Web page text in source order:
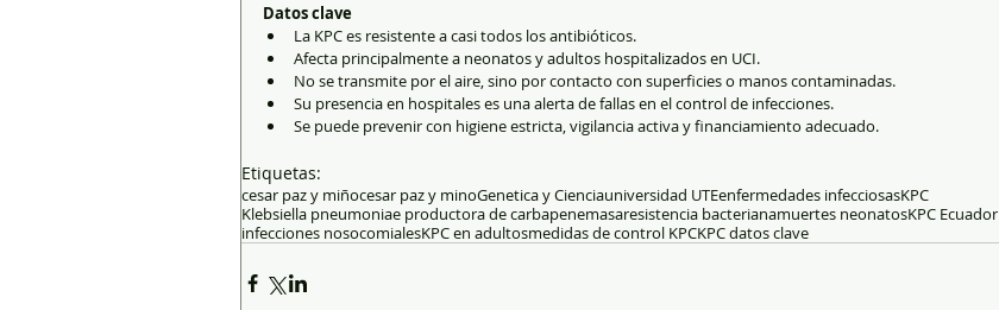
Datos clave
La KPC es resistente a casi todos los antibióticos.
Afecta principalmente a neonatos y adultos hospitalizados en UCI.
No se transmite por el aire, sino por contacto con superficies o manos contaminadas.
Su presencia en hospitales es una alerta de fallas en el control de infecciones.
Se puede prevenir con higiene estricta, vigilancia activa y financiamiento adecuado.
Etiquetas:
cesar paz y miñocesar paz y minoGenetica y Cienciauniversidad UTEenfermedades infecciosasKPC
Klebsiella pneumoniae productora de carbapenemasaresistencia bacterianamuertes neonatosKPC Ecuador
infecciones nosocomialesKPC en adultosmedidas de control KPCKPC datos clave